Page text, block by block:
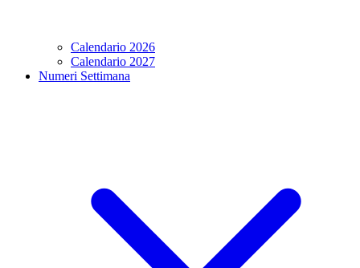
Calendario 2026
Calendario 2027
Numeri Settimana